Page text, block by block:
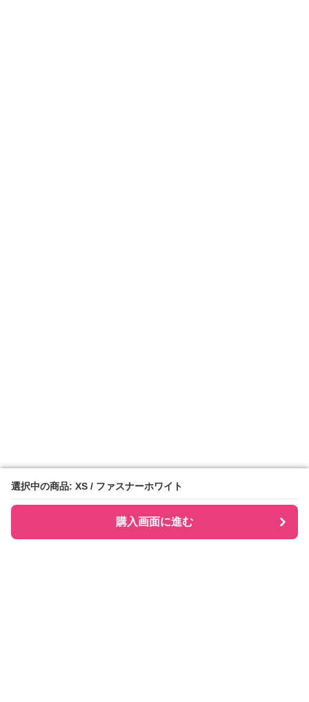
選択中の商品: XS / ファスナーホワイト
購入画面に進む
選択中の商品: XS / ファスナーホワイト
購入画面に進む